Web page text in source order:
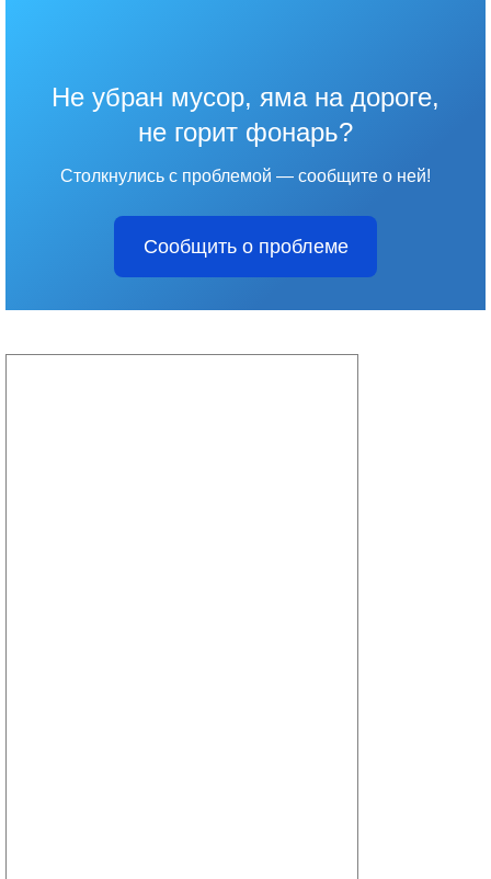
Не убран мусор, яма на дороге,
не горит фонарь?
Столкнулись с проблемой — сообщите о ней!
Сообщить о проблеме